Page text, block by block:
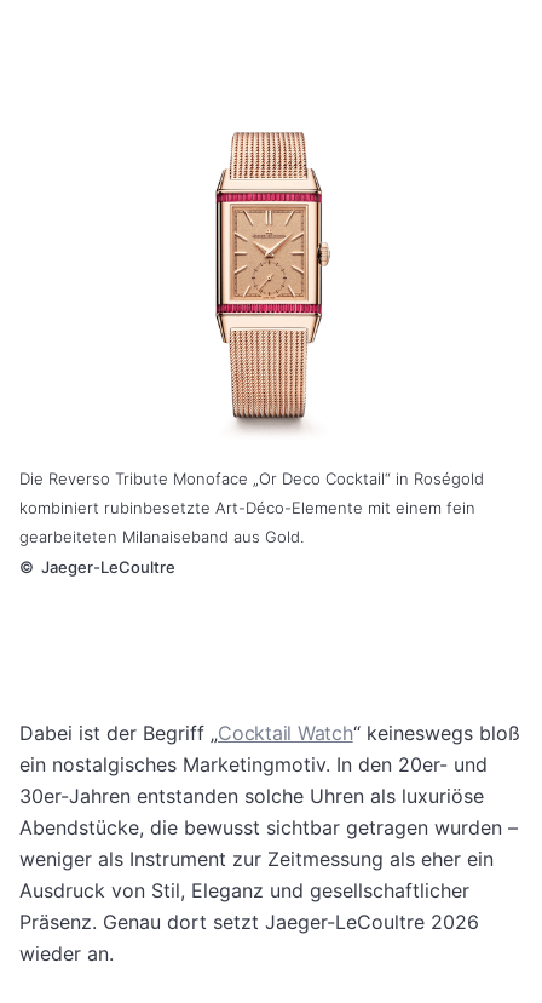
Die Reverso Tribute Monoface „Or Deco Cocktail“ in Roségold
kombiniert rubinbesetzte Art-Déco-Elemente mit einem fein
gearbeiteten Milanaiseband aus Gold.
© Jaeger-LeCoultre
Dabei ist der Begriff „Cocktail Watch“ keineswegs bloß
ein nostalgisches Marketingmotiv. In den 20er- und
30er-Jahren entstanden solche Uhren als luxuriöse
Abendstücke, die bewusst sichtbar getragen wurden –
weniger als Instrument zur Zeitmessung als eher ein
Ausdruck von Stil, Eleganz und gesellschaftlicher
Präsenz. Genau dort setzt Jaeger-LeCoultre 2026
wieder an.